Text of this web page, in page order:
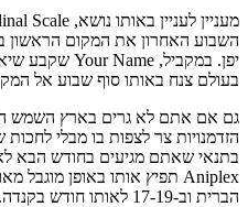
השבוע האחרון את המקום הראשון
יפן. במקביל, Your Name שקבע שיא חדש
בעולם צנח באותו סוף שבוע אל
גם אם אתם לא גרים בארץ השמש
בתנאי שאתם מגיעים בחודש הבא
הברית וב-17-19 לאותו חודש בקנדה.